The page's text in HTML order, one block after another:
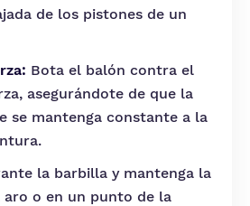
de los pistones de un
Bota el balón contra el
asegurándote de que la
se mantenga constante a la
la barbilla y mantenga la
o en un punto de la